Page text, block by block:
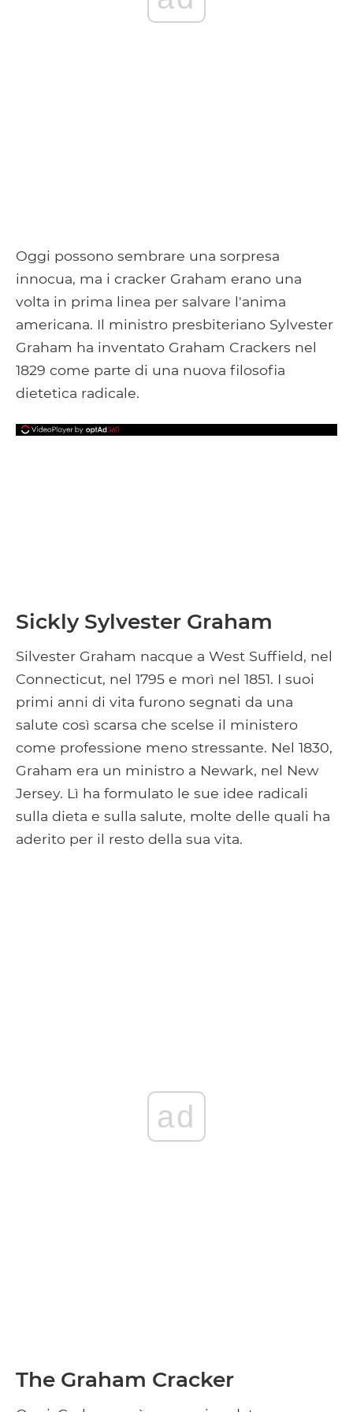
Oggi possono sembrare una sorpresa
innocua, ma i cracker Graham erano una
volta in prima linea per salvare l'anima
americana. Il ministro presbiteriano Sylvester
Graham ha inventato Graham Crackers nel
1829 come parte di una nuova filosofia
dietetica radicale.
Sickly Sylvester Graham
Silvester Graham nacque a West Suffield, nel
Connecticut, nel 1795 e morì nel 1851. I suoi
primi anni di vita furono segnati da una
salute così scarsa che scelse il ministero
come professione meno stressante. Nel 1830,
Graham era un ministro a Newark, nel New
Jersey. Lì ha formulato le sue idee radicali
sulla dieta e sulla salute, molte delle quali ha
aderito per il resto della sua vita.
ad
The Graham Cracker